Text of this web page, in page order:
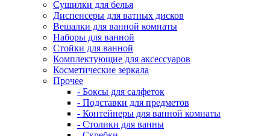
Сушилки для белья
Диспенсеры для ватных дисков
Вешалки для ванной комнаты
Наборы для ванной
Стойки для ванной
Комплектующие для аксессуаров
Косметические зеркала
Прочее
- Боксы для салфеток
- Подставки для предметов
- Контейнеры для ванной комнаты
- Столики для ванны